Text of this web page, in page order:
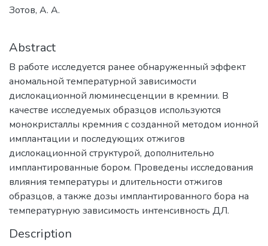
Зотов, А. А.
Abstract
В работе исследуется ранее обнаруженный эффект
аномальной температурной зависимости
дислокационной люминесценции в кремнии. В
качестве исследуемых образцов используются
монокристаллы кремния с созданной методом ионной
имплантации и последующих отжигов
дислокационной структурой, дополнительно
имплантированные бором. Проведены исследования
влияния температуры и длительности отжигов
образцов, а также дозы имплантированного бора на
температурную зависимость интенсивность ДЛ.
Description